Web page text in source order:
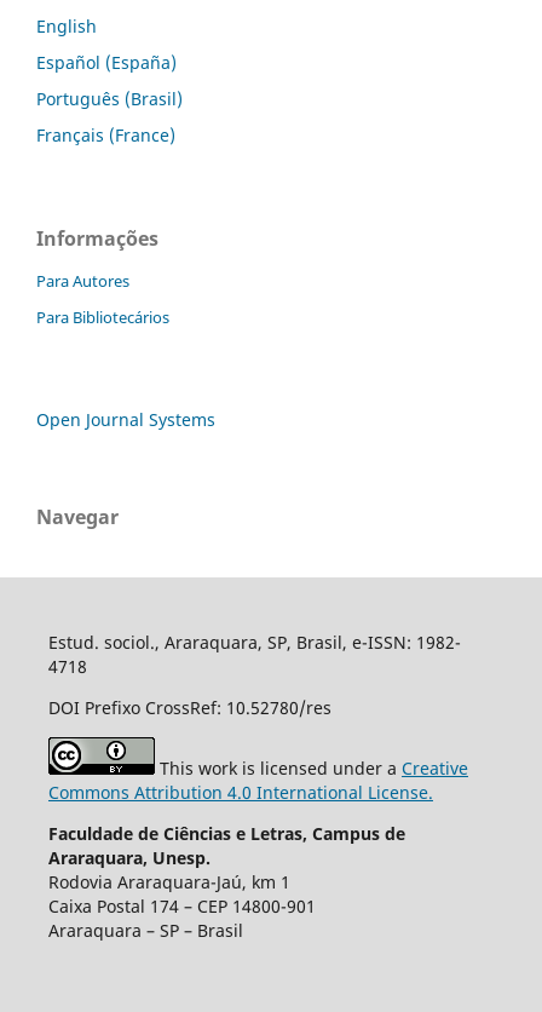
English
Español (España)
Português (Brasil)
Français (France)
Informações
Para Autores
Para Bibliotecários
Open Journal Systems
Navegar
Estud. sociol., Araraquara, SP, Brasil, e-ISSN: 1982-
4718
DOI Prefixo CrossRef: 10.52780/res
This work is licensed under a Creative
Commons Attribution 4.0 International License.
Faculdade de Ciências e Letras, Campus de
Araraquara, Unesp.
Rodovia Araraquara-Jaú, km 1
Caixa Postal 174 – CEP 14800-901
Araraquara – SP – Brasil